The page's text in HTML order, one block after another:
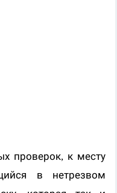
проверок, к месту
в нетрезвом